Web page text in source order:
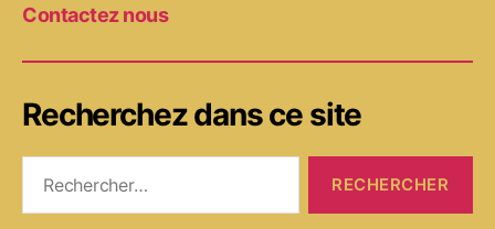
Contactez nous
Recherchez dans ce site